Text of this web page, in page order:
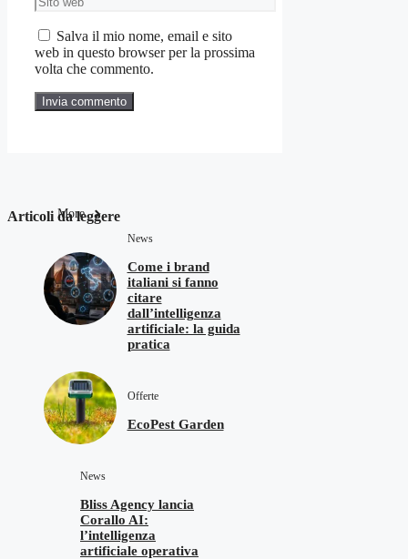
web
Salva il mio nome, email e sito
web in questo browser per la prossima
volta che commento.
Articoli da leggere
More
News
Come i brand
italiani si fanno
citare
dall’intelligenza
artificiale: la guida
pratica
Offerte
EcoPest Garden
News
Bliss Agency lancia
Corallo AI:
l’intelligenza
artificiale operativa